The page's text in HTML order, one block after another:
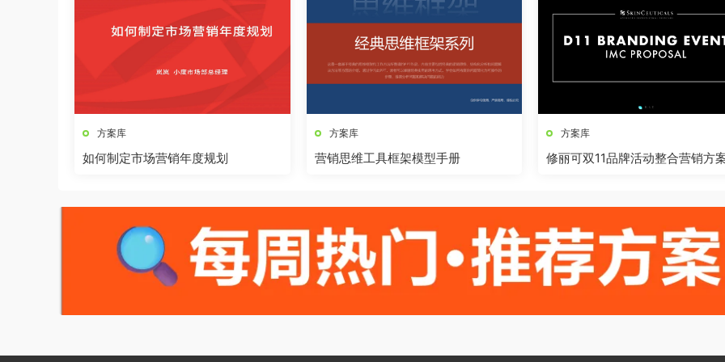
方案库
如何制定市场营销年度规划
方案库
营销思维工具框架模型手册
方案库
修丽可双11品牌活动整合营销方